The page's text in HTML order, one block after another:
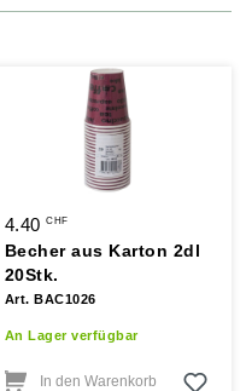
4.40CHF
Becher aus Karton 2dl
20Stk.
Art. BAC1026
An Lager verfügbar
In den Warenkorb